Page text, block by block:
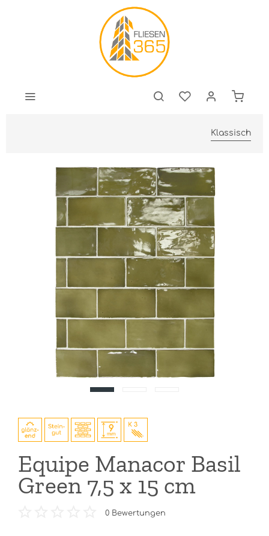
Klassisch
Equipe Manacor Basil
Green 7,5 x 15 cm
0 Bewertungen